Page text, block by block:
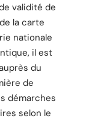
validité de
la carte
nationale
il est
du
de
démarches
selon le